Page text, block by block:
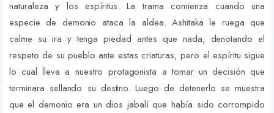
naturaleza y los espíritus. La trama comienza cuando una
especie de demonio ataca la aldea. Ashitaka le ruega que
calme su ira y tenga piedad antes que nada, denotando el
respeto de su pueblo ante estas criaturas, pero el espíritu sigue
lo cual lleva a nuestro protagonista a tomar un decisión que
terminara sellando su destino. Luego de detenerlo se muestra
que el demonio era un dios jabalí que había sido corrompido